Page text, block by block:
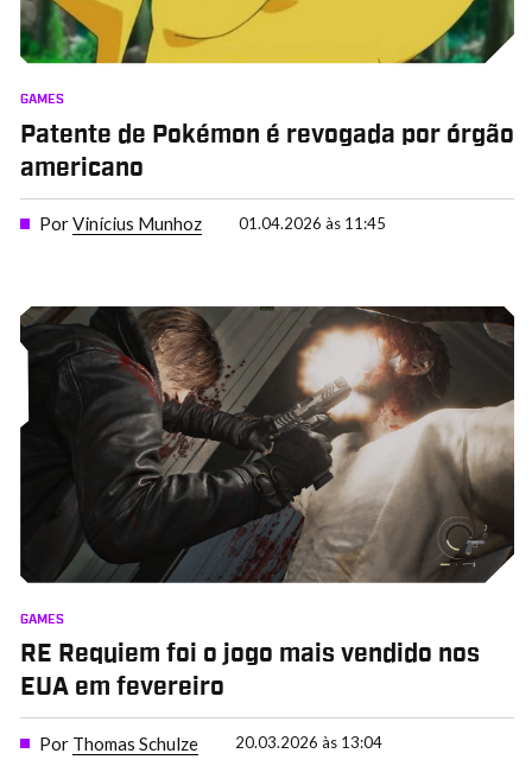
GAMES
Patente de Pokémon é revogada por órgão
americano
PorVinícius Munhoz 01.04.2026 às 11:45
GAMES
RE Requiem foi o jogo mais vendido nos
EUA em fevereiro
Por Thomas Schulze 20.03.2026 às 13:04